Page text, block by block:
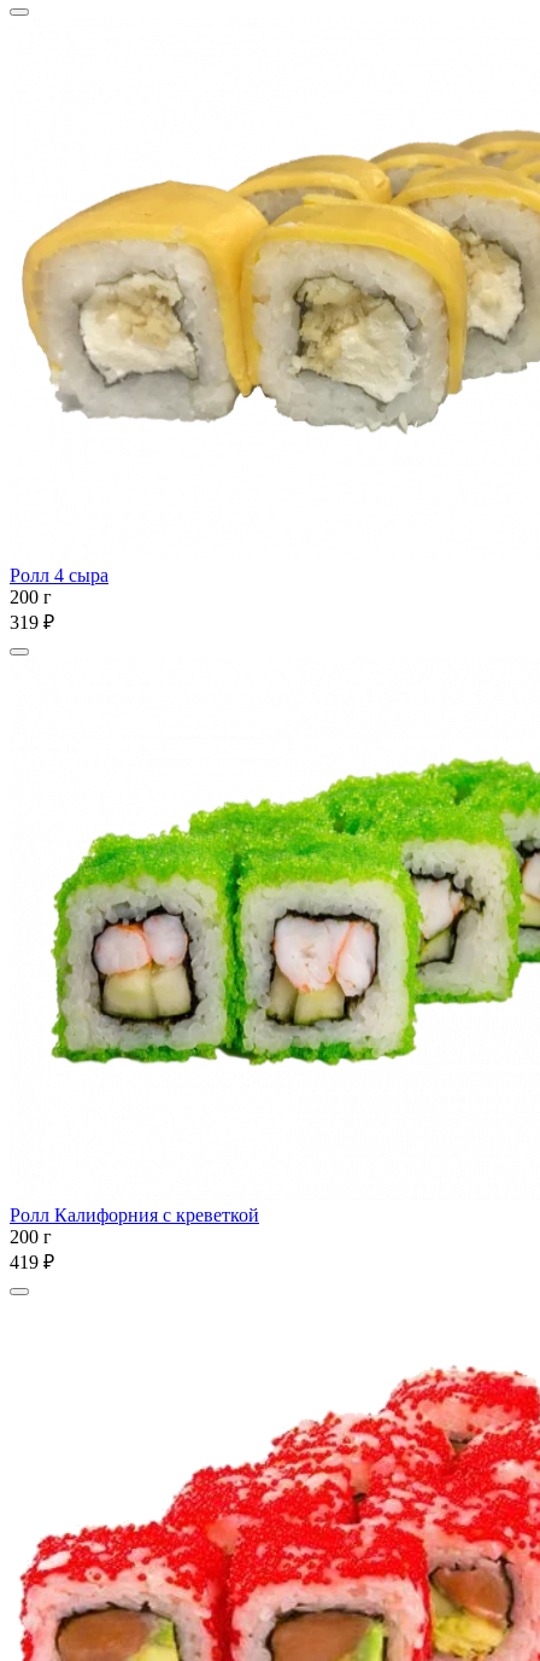
Ролл 4 сыра
200 г
319 ₽
Ролл Калифорния с креветкой
200 г
419 ₽